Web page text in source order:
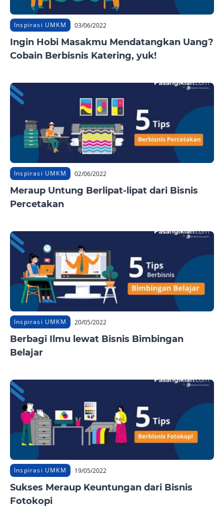
Inspirasi UMKM 03/06/2022
Ingin Hobi Masakmu Mendatangkan Uang?
Cobain Berbisnis Katering, yuk!
Inspirasi UMKM 02/06/2022
Meraup Untung Berlipat-lipat dari Bisnis
Percetakan
Inspirasi UMKM 20/05/2022
Berbagi Ilmu lewat Bisnis Bimbingan
Belajar
Inspirasi UMKM 19/05/2022
Sukses Meraup Keuntungan dari Bisnis
Fotokopi